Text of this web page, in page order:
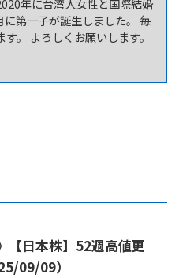
年に台湾人女性と国際結婚
に第一子が誕生しました。 毎
。 よろしくお願いします。
【日本株】52週高値更
09/09）